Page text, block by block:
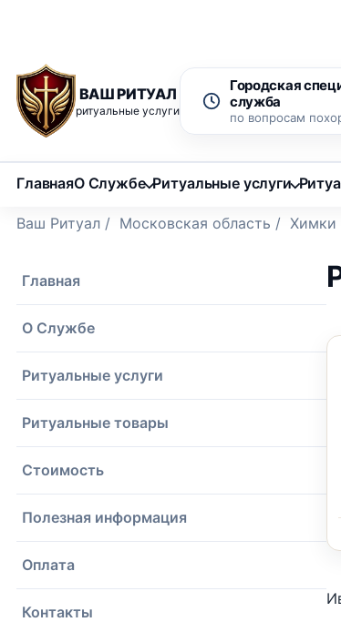
ВАШ РИТУАЛ
ритуальные услуги
Городская
служба
по вопросам
ГлавнаяО Службе Ритуальные услуги
Ваш Ритуал / Московская область / Химки
Главная
О Службе
Ритуальные услуги
Ритуальные товары
Стоимость
Полезная информация
Оплата
Контакты